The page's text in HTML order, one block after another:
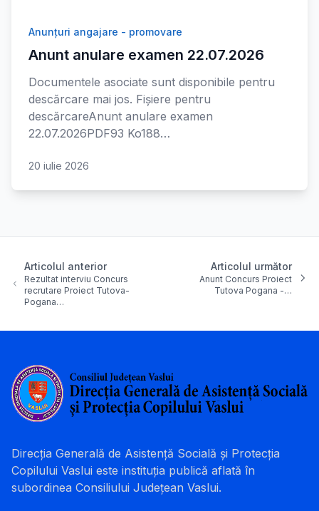
Anunțuri angajare - promovare
Anunt anulare examen 22.07.2026
Documentele asociate sunt disponibile pentru
descărcare mai jos. Fișiere pentru
descărcareAnunt anulare examen
22.07.2026PDF93 Ko188…
20 iulie 2026
Articolul anterior
Rezultat interviu Concurs
recrutare Proiect Tutova-
Pogana…
Articolul următor
Anunt Concurs Proiect
Tutova Pogana -…
Direcția Generală de Asistență Socială și Protecția
Copilului Vaslui este instituția publică aflată în
subordinea Consiliului Județean Vaslui.